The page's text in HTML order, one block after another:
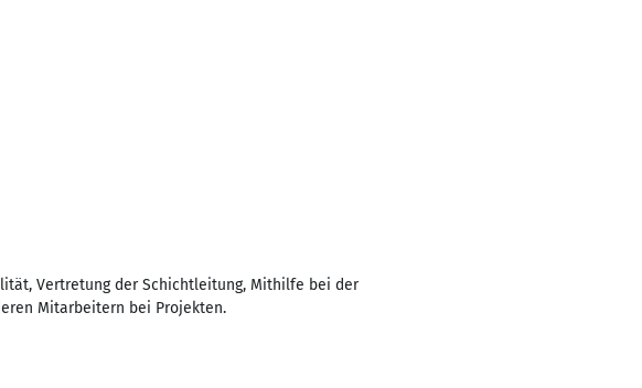
Vertretung der Schichtleitung, Mithilfe bei der
Mitarbeitern bei Projekten.